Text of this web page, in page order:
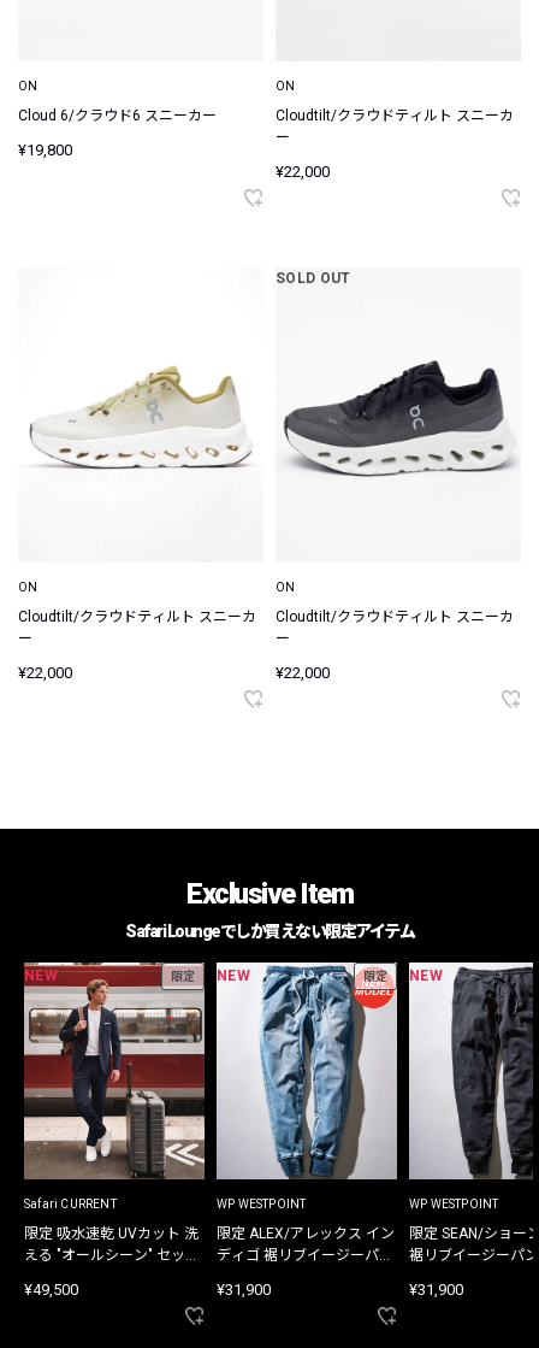
ON
Cloud 6/クラウド6 スニーカー
¥19,800
ON
Cloudtilt/クラウドティルト スニーカ
ー
¥22,000
ON
Cloudtilt/クラウドティルト スニーカ
ー
¥22,000
SOLD OUT
ON
Cloudtilt/クラウドティルト スニーカ
ー
¥22,000
Exclusive Item
Safari Loungeでしか買えない限定アイテム
NEW 限定
Safari CURRENT
限定 吸水速乾 UVカット 洗
える "オールシーン" セット
¥49,500
NEW 限定
WP WESTPOINT
限定 ALEX/アレックス イン
ディゴ 裾リブイージーパン
¥31,900
NEW
WP WESTPOINT
限定 SEAN/ショー
裾リブイージーパ
¥31,900